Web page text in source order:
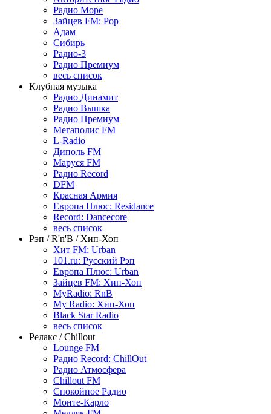
Радио Море
Зайцев FM: Pop
Адам
Сибирь
Радио-3
Радио Премиум
весь список
Клубная музыка
Радио Динамит
Радио Вышка
Радио Премиум
Мегаполис FM
L-Radio
Диполь FM
Маруся FM
Радио Record
DFM
Красная Армия
Европа Плюс: Residance
Record: Dancecore
весь список
Рэп / R'n'B / Хип-Хоп
Хит FM: Urban
101.ru: Русский Рэп
Европа Плюс: Urban
Зайцев FM: Хип-Хоп
MyRadio: RnB
My Radio: Хип-Хоп
Black Star Radio
весь список
Релакс / Chillout
Lounge FM
Радио Record: ChillOut
Радио Атмосфера
Chillout FM
Спокойное Радио
Монте-Карло